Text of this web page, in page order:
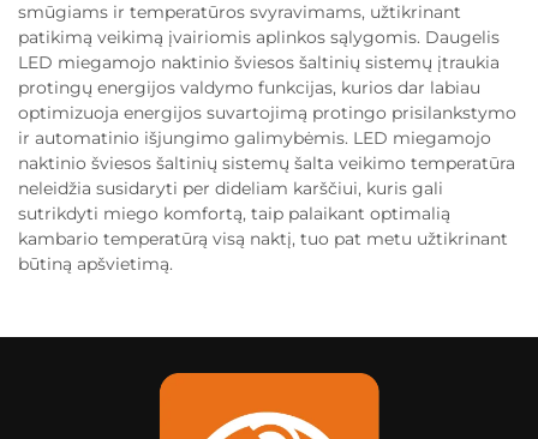
smūgiams ir temperatūros svyravimams, užtikrinant
patikimą veikimą įvairiomis aplinkos sąlygomis. Daugelis
LED miegamojo naktinio šviesos šaltinių sistemų įtraukia
protingų energijos valdymo funkcijas, kurios dar labiau
optimizuoja energijos suvartojimą protingo prisilankstymo
ir automatinio išjungimo galimybėmis. LED miegamojo
naktinio šviesos šaltinių sistemų šalta veikimo temperatūra
neleidžia susidaryti per dideliam karščiui, kuris gali
sutrikdyti miego komfortą, taip palaikant optimalią
kambario temperatūrą visą naktį, tuo pat metu užtikrinant
būtiną apšvietimą.